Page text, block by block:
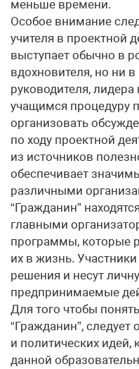
меньше времени.
Особое внимание
учителя в проектной
выступает обычно в
вдохновителя, но ни
руководителя,
учащимся процедуру
организовать
по ходу проектной
из источников
обеспечивает
различными
“Гражданин”
главными
программы, которые
их в жизнь.
решения и несут
предпринимаемые
Для того чтобы
“Гражданин”, следует
и политических
данной